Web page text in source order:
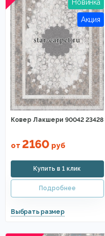
Ковер Лакшери 90042 23428
от 2160 руб